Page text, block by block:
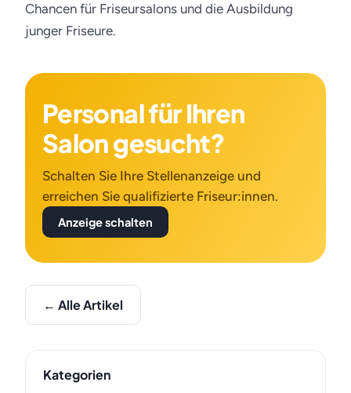
Chancen für Friseursalons und die Ausbildung
junger Friseure.
Personal für Ihren
Salon gesucht?
Schalten Sie Ihre Stellenanzeige und
erreichen Sie qualifizierte Friseur:innen.
Anzeige schalten
← Alle Artikel
Kategorien